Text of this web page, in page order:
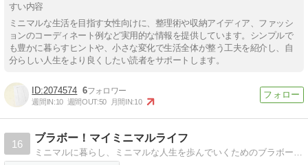
すい内容
ミニマルな生活を目指す女性向けに、整理術や収納アイディア、ファッシ
ョンのコーディネート例など実用的な情報を提供しています。シンプルで
も豊かに暮らすヒントや、小さな変化で生活全体が整う工夫を紹介し、自
分らしい人生をより良くしたい読者をサポートします。
2074574 6
週間IN:10 週間OUT:50 月間IN:10
16
ブラボー！マイミニマルライフ